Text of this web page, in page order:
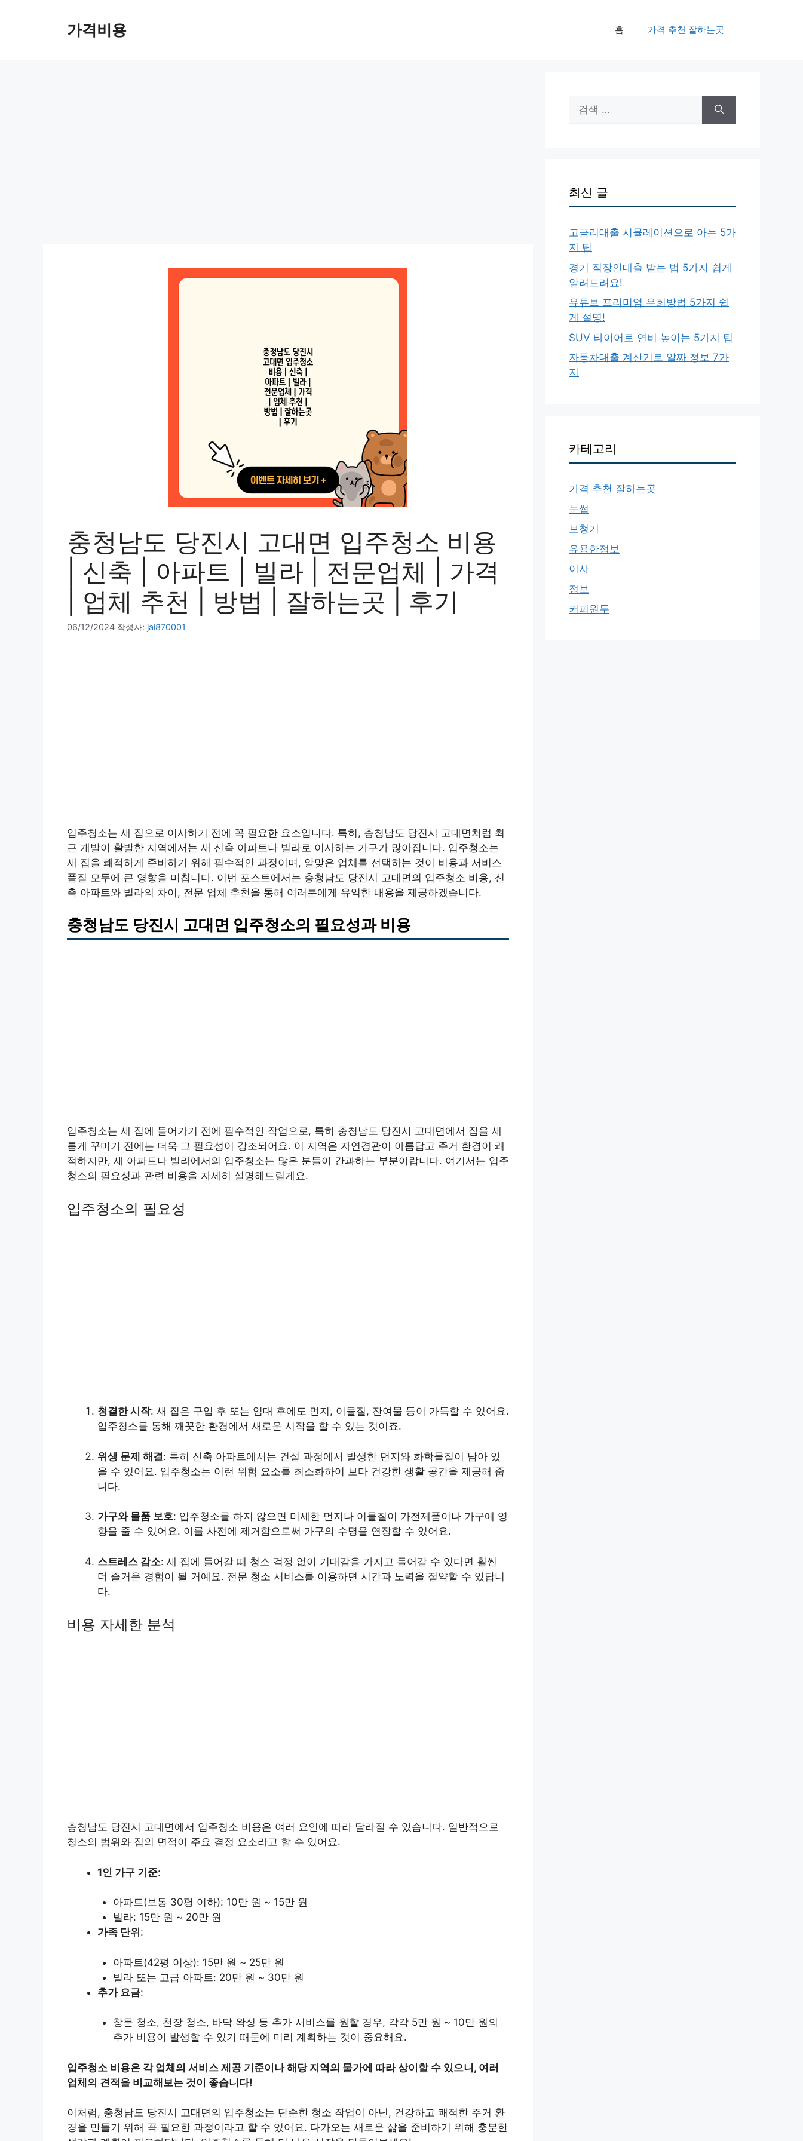
가격비용 홈 가격 추천 잘하는곳
충청남도 당진시 고대면 입주청소 비용
| 신축 | 아파트 | 빌라 | 전문업체 | 가격
| 업체 추천 | 방법 | 잘하는곳 | 후기
06/12/2024 작성자: jai870001
입주청소는 새 집으로 이사하기 전에 꼭 필요한 요소입니다. 특히, 충청남도 당진시 고대면처럼 최
근 개발이 활발한 지역에서는 새 신축 아파트나 빌라로 이사하는 가구가 많아집니다. 입주청소는
새 집을 쾌적하게 준비하기 위해 필수적인 과정이며, 알맞은 업체를 선택하는 것이 비용과 서비스
품질 모두에 큰 영향을 미칩니다. 이번 포스트에서는 충청남도 당진시 고대면의 입주청소 비용, 신
축 아파트와 빌라의 차이, 전문 업체 추천을 통해 여러분에게 유익한 내용을 제공하겠습니다.
충청남도 당진시 고대면 입주청소의 필요성과 비용
입주청소는 새 집에 들어가기 전에 필수적인 작업으로, 특히 충청남도 당진시 고대면에서 집을 새
롭게 꾸미기 전에는 더욱 그 필요성이 강조되어요. 이 지역은 자연경관이 아름답고 주거 환경이 쾌
적하지만, 새 아파트나 빌라에서의 입주청소는 많은 분들이 간과하는 부분이랍니다. 여기서는 입주
청소의 필요성과 관련 비용을 자세히 설명해드릴게요.
입주청소의 필요성
청결한 시작: 새 집은 구입 후 또는 임대 후에도 먼지, 이물질, 잔여물 등이 가득할 수 있어요.
입주청소를 통해 깨끗한 환경에서 새로운 시작을 할 수 있는 것이죠.
위생 문제 해결: 특히 신축 아파트에서는 건설 과정에서 발생한 먼지와 화학물질이 남아 있
을 수 있어요. 입주청소는 이런 위험 요소를 최소화하여 보다 건강한 생활 공간을 제공해 줍
니다.
가구와 물품 보호: 입주청소를 하지 않으면 미세한 먼지나 이물질이 가전제품이나 가구에 영
향을 줄 수 있어요. 이를 사전에 제거함으로써 가구의 수명을 연장할 수 있어요.
스트레스 감소: 새 집에 들어갈 때 청소 걱정 없이 기대감을 가지고 들어갈 수 있다면 훨씬
더 즐거운 경험이 될 거예요. 전문 청소 서비스를 이용하면 시간과 노력을 절약할 수 있답니
다.
비용 자세한 분석
충청남도 당진시 고대면에서 입주청소 비용은 여러 요인에 따라 달라질 수 있습니다. 일반적으로
청소의 범위와 집의 면적이 주요 결정 요소라고 할 수 있어요.
1인 가구 기준:
아파트(보통 30평 이하): 10만 원 ~ 15만 원
빌라: 15만 원 ~ 20만 원
가족 단위 :
아파트(42평 이상): 15만 원 ~ 25만 원
빌라 또는 고급 아파트: 20만 원 ~ 30만 원
추가 요금:
창문 청소, 천장 청소, 바닥 왁싱 등 추가 서비스를 원할 경우, 각각 5만 원 ~ 10만 원의
추가 비용이 발생할 수 있기 때문에 미리 계획하는 것이 중요해요.
입주청소 비용은 각 업체의 서비스 제공 기준이나 해당 지역의 물가에 따라 상이할 수 있으니, 여러
업체의 견적을 비교해보는 것이 좋습니다!
이처럼, 충청남도 당진시 고대면의 입주청소는 단순한 청소 작업이 아닌, 건강하고 쾌적한 주거 환
경을 만들기 위해 꼭 필요한 과정이라고 할 수 있어요. 다가오는 새로운 삶을 준비하기 위해 충분한
색:
최신 글
고금리대출 시뮬레이션으로 아는 5가
지 팁
경기 직장인대출 받는 법 5가지 쉽게
알려드려요!
유튜브 프리미엄 우회방법 5가지 쉽
게 설명!
SUV 타이어로 연비 높이는 5가지 팁
자동차대출 계산기로 알짜 정보 7가
지
카테고리
가격 추천 잘하는곳
눈썹
보청기
유용한정보
이사
정보
커피원두